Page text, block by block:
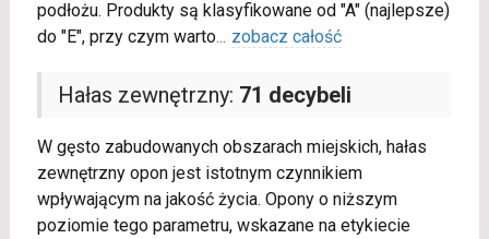
podłożu. Produkty są klasyfikowane od "A" (najlepsze)
do "E", przy czym warto... zobacz całość
Hałas zewnętrzny: 71 decybeli
W gęsto zabudowanych obszarach miejskich, hałas
zewnętrzny opon jest istotnym czynnikiem
wpływającym na jakość życia. Opony o niższym
poziomie tego parametru, wskazane na etykiecie